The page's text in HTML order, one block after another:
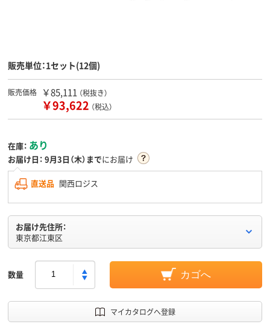
販売単位：1セット(12個)
販売価格 ￥85,111 （税抜き）
￥93,622 （税込）
在庫： あり
お届け日： 9月3日（木）までにお届け
直送品 関西ロジス
お届け先住所：
東京都江東区
数量 カゴへ
マイカタログへ登録